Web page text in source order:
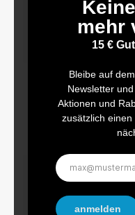
mehr
15 €
Bleibe auf
Newsletter
Aktionen und
zusätzlich
E-
Mail-
Adresse*
anmelden